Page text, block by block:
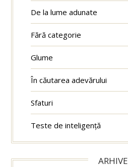
De la lume adunate
Fără categorie
Glume
În căutarea adevărului
Sfaturi
Teste de inteligență
ARHIVE